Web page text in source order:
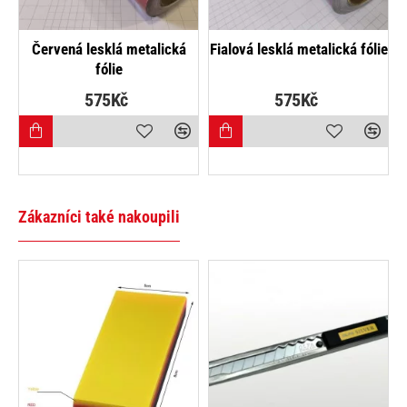
fólie Modrá lesklá metalická fólie
575Kč
Růžová lesklá metalická
575Kč
Zákazníci také nakoupili